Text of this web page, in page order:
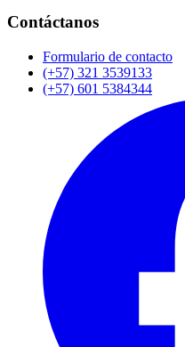
Contáctanos
Formulario de contacto
(+57) 321 3539133
(+57) 601 5384344